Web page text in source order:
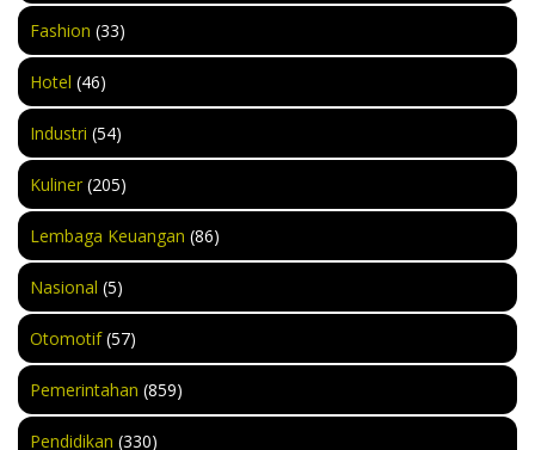
Fashion (33)
Hotel (46)
Industri (54)
Kuliner (205)
Lembaga Keuangan (86)
Nasional (5)
Otomotif(57)
Pemerintahan (859)
Pendidikan (330)